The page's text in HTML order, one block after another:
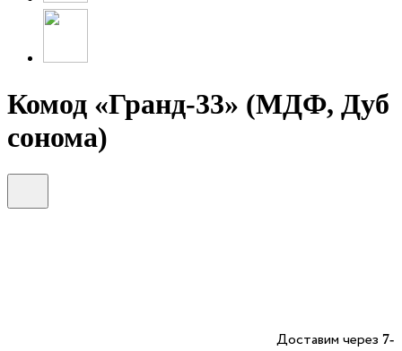
Комод «Гранд-33» (МДФ, Дуб
сонома)
Доставим через 7-